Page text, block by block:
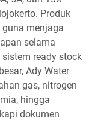
Produk
menjaga
selama
ready stock
Ady Water
gas, nitrogen
hingga
dokumen